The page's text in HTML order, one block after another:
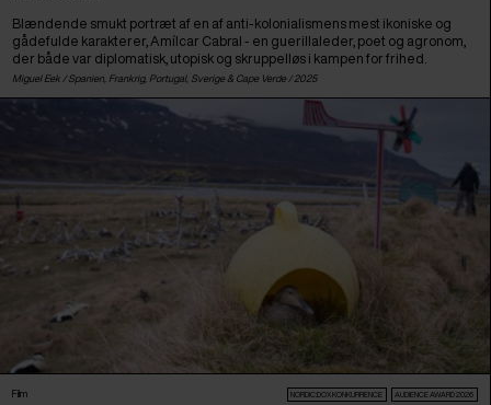
Blændende smukt portræt af en af anti-kolonialismens mest ikoniske og
gådefulde karakterer, Amílcar Cabral - en guerillaleder, poet og agronom,
der både var diplomatisk, utopisk og skruppelløs i kampen for frihed.
Miguel Eek / Spanien Frankrig, Portugal, Sverige & Cape Verde / 2025
Film NORDIC:DOX KONKURRENCE AUDIENCE AWARD 2026